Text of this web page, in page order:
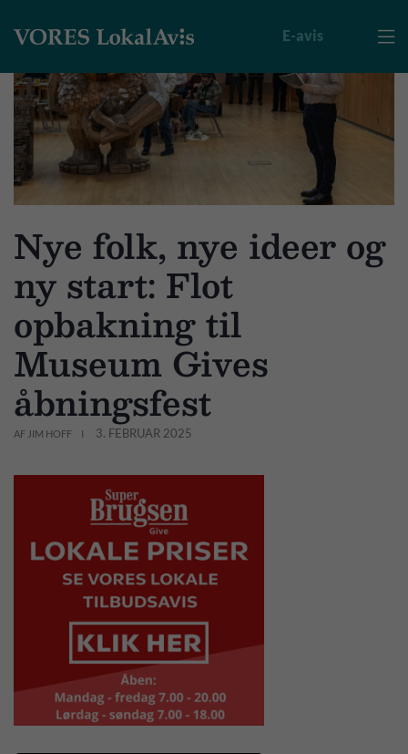

E-avis
Nye folk, nye ideer og
ny start: Flot
opbakning til
Museum Gives
åbningsfest
AF JIM HOFF 3. FEBRUAR 2025